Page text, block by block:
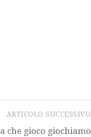
ARTICOLO SUCCESSIVO
a che gioco giochiamo